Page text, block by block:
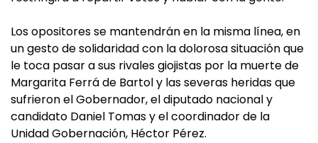
Los opositores se mantendrán en la misma línea, en
un gesto de solidaridad con la dolorosa situación que
le toca pasar a sus rivales giojistas por la muerte de
Margarita Ferrá de Bartol y las severas heridas que
sufrieron el Gobernador, el diputado nacional y
candidato Daniel Tomas y el coordinador de la
Unidad Gobernación, Héctor Pérez.